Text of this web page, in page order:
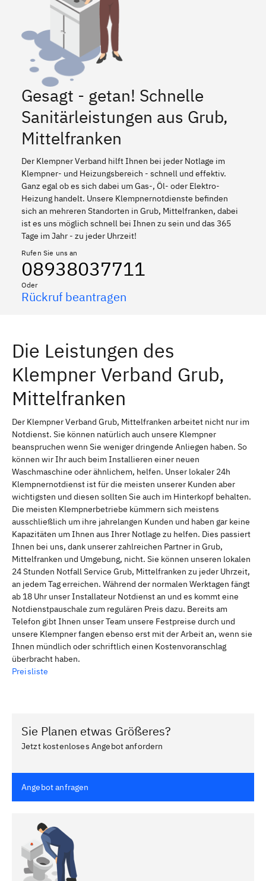
Gesagt - getan! Schnelle
Sanitärleistungen aus Grub,
Mittelfranken
Der Klempner Verband hilft Ihnen bei jeder Notlage im
Klempner- und Heizungsbereich - schnell und effektiv.
Ganz egal ob es sich dabei um Gas-, Öl- oder Elektro-
Heizung handelt. Unsere Klempnernotdienste befinden
sich an mehreren Standorten in Grub, Mittelfranken, dabei
ist es uns möglich schnell bei Ihnen zu sein und das 365
Tage im Jahr - zu jeder Uhrzeit!
Rufen Sie uns an
08938037711
Oder
Rückruf beantragen
Die Leistungen des
Klempner Verband Grub,
Mittelfranken
Der Klempner Verband Grub, Mittelfranken arbeitet nicht nur im
Notdienst. Sie können natürlich auch unsere Klempner
beanspruchen wenn Sie weniger dringende Anliegen haben. So
können wir Ihr auch beim Installieren einer neuen
Waschmaschine oder ähnlichem, helfen. Unser lokaler 24h
Klempnernotdienst ist für die meisten unserer Kunden aber
wichtigsten und diesen sollten Sie auch im Hinterkopf behalten.
Die meisten Klempnerbetriebe kümmern sich meistens
ausschließlich um ihre jahrelangen Kunden und haben gar keine
Kapazitäten um Ihnen aus Ihrer Notlage zu helfen. Dies passiert
Ihnen bei uns, dank unserer zahlreichen Partner in Grub,
Mittelfranken und Umgebung, nicht. Sie können unseren lokalen
24 Stunden Notfall Service Grub, Mittelfranken zu jeder Uhrzeit,
an jedem Tag erreichen. Während der normalen Werktagen fängt
ab 18 Uhr unser Installateur Notdienst an und es kommt eine
Notdienstpauschale zum regulären Preis dazu. Bereits am
Telefon gibt Ihnen unser Team unsere Festpreise durch und
unsere Klempner fangen ebenso erst mit der Arbeit an, wenn sie
Ihnen mündlich oder schriftlich einen Kostenvoranschlag
überbracht haben.
Preisliste
Sie Planen etwas Größeres?
Jetzt kostenloses Angebot anfordern
Angebot anfragen